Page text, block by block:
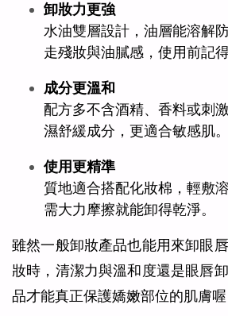
卸妝力更強
水油雙層設計，油層能溶解
走殘妝與油膩感，使用前記得
成分更溫和
配方多不含酒精、香料或刺
濕舒緩成分，更適合敏感肌。
使用更精準
質地適合搭配化妝棉，輕敷
需大力摩擦就能卸得乾淨。
雖然一般卸妝產品也能用來卸眼
妝時，清潔力與溫和度還是眼唇
品才能真正保護嬌嫩部位的肌膚喔